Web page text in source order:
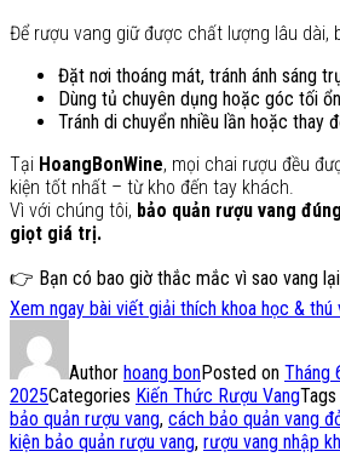
Để rượu vang giữ được chất lượng lâu dài,
Đặt nơi thoáng mát, tránh ánh sáng
Dùng tủ chuyên dụng hoặc góc tối
Tránh di chuyển nhiều lần hoặc thay
Tại HoangBonWine, mọi chai rượu đều
kiện tốt nhất – từ kho đến tay khách.
Vì với chúng tôi, bảo quản rượu vang
giọt giá trị.
👉 Bạn có bao giờ thắc mắc vì sao vang
Xem ngay bài viết giải thích khoa học & thú
Author hoang bonPosted on Tháng
2025Categories Kiến Thức Rượu VangTags
bảo quản rượu vang, cách bảo quản vang
kiện bảo quản rượu vang, rượu vang nhập